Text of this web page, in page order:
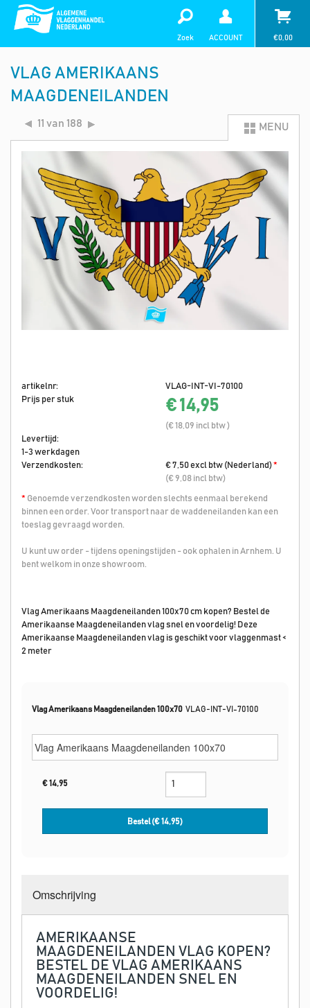
Zoek ACCOUNT €0,00
VLAG AMERIKAANS
MAAGDENEILANDEN
11 van 188 MENU
artikelnr:
VLAG-INT-VI-70100
Prijs per stuk
€ 14,95
(€ 18,09 incl btw )
Levertijd:
1-3 werkdagen
Verzendkosten:
€ 7,50 excl btw (Nederland)*
(€ 9,08 incl btw)
* Genoemde verzendkosten worden slechts eenmaal berekend
binnen een order. Voor transport naar de waddeneilanden kan een
toeslag gevraagd worden.
U kunt uw order - tijdens openingstijden - ook ophalen in Arnhem. U
bent welkom in onze showroom.
Vlag Amerikaans Maagdeneilanden 100x70 cm kopen? Bestel de
Amerikaanse Maagdeneilanden vlag snel en voordelig! Deze
Amerikaanse Maagdeneilanden vlag is geschikt voor vlaggenmast <
2 meter
Vlag Amerikaans Maagdeneilanden 100x70 VLAG-INT-VI-70100
€14,95
Bestel (€14,95)
Omschrijving
AMERIKAANSE
MAAGDENEILANDEN VLAG KOPEN?
BESTEL DE VLAG AMERIKAANS
MAAGDENEILANDEN SNEL EN
VOORDELIG!